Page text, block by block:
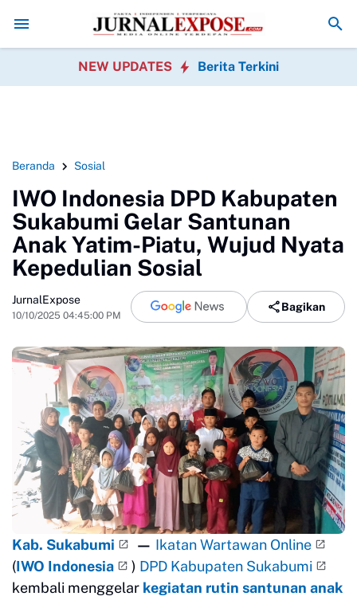
Pengisian BBM BojongOrang Tua Tiga SDN Keluhkan Menu MBG
NEW UPDATES Berita Terkini
Beranda Sosial
IWO Indonesia DPD Kabupaten
Sukabumi Gelar Santunan
Anak Yatim-Piatu, Wujud Nyata
Kepedulian Sosial
JurnalExpose
10/10/2025 04:45:00 PM
Bagikan
Kab. Sukabumi — Ikatan Wartawan Online
(IWO Indonesia ) DPD Kabupaten Sukabumi
kembali menggelar kegiatan rutin santunan anak